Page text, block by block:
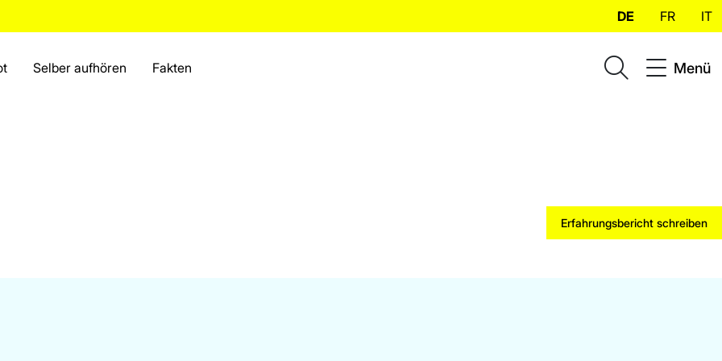
DE FR IT
Selber aufhören Fakten Menü
Erfahrungsbericht schreiben